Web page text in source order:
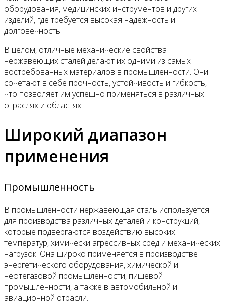
оборудования, медицинских инструментов и других
изделий, где требуется высокая надежность и
долговечность.
В целом, отличные механические свойства
нержавеющих сталей делают их одними из самых
востребованных материалов в промышленности. Они
сочетают в себе прочность, устойчивость и гибкость,
что позволяет им успешно применяться в различных
отраслях и областях.
Широкий диапазон
применения
Промышленность
В промышленности нержавеющая сталь используется
для производства различных деталей и конструкций,
которые подвергаются воздействию высоких
температур, химически агрессивных сред и механических
нагрузок. Она широко применяется в производстве
энергетического оборудования, химической и
нефтегазовой промышленности, пищевой
промышленности, а также в автомобильной и
авиационной отрасли.